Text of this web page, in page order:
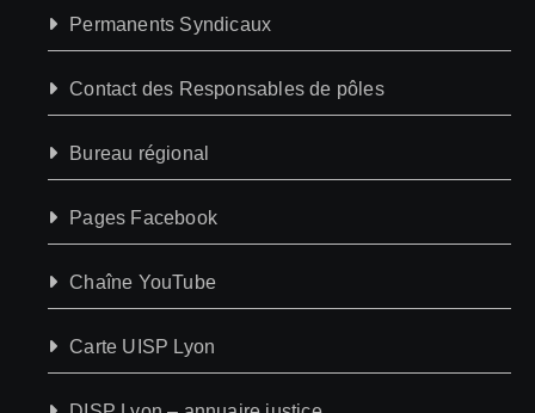
Permanents Syndicaux
Contact des Responsables de pôles
Bureau régional
Pages Facebook
Chaîne YouTube
Carte UISP Lyon